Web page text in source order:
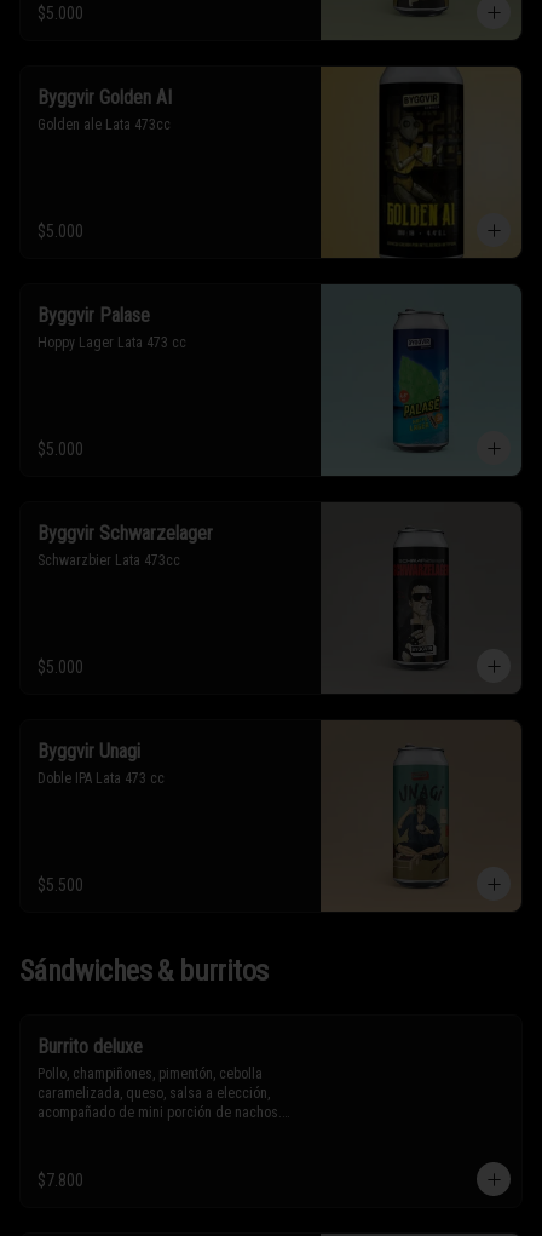
$5.000
Byggvir Golden AI
Golden ale Lata 473cc
$5.000
Byggvir Palase
Hoppy Lager Lata 473 cc
$5.000
Byggvir Schwarzelager
Schwarzbier Lata 473cc
$5.000
Byggvir Unagi
Doble IPA Lata 473 cc
$5.500
Sándwiches & burritos
Burrito deluxe
Pollo, champiñones, pimentón, cebolla
caramelizada, queso, salsa a elección,
acompañado de mini porción de nachos.
* Los ingredientes no son intercambiables.
Sólo puedes solicitar eliminar un
$7.800